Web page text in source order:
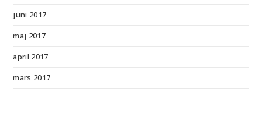
juni 2017
maj 2017
april 2017
mars 2017